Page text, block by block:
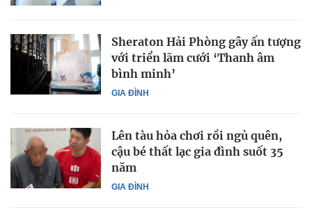
GIA ĐÌNH
Sheraton Hải Phòng gây ấn tượng
với triển lãm cưới ‘Thanh âm
bình minh’
GIA ĐÌNH
Lên tàu hỏa chơi rồi ngủ quên,
cậu bé thất lạc gia đình suốt 35
năm